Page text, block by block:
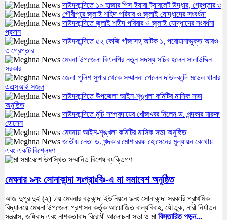
দাউদকান্দিতে ১০ হাজার পিস ইয়াবা ট্যাবলেট উদ্ধার, গ্রেপ্তার ৩
গৌরীপুরে জুলাই শহিদ পরিবার ও জুলাই যোদ্ধাদের সংবর্ধনা
দাউদকান্দিতে জুলাই শহীদ পরিবার ও জুলাই যোদ্ধাদের সংবর্ধনা
প্রদান
দাউদকান্দিতে ৫২ কেজি গাঁজাসহ আটক ১, পরোয়ানাভুক্ত আরও
৩ গ্রেপ্তার
মেঘনা উপজেলা বিএনপির নতুন সদস্য সচিব হলেন সালাউদ্দিন
সরকার
জেলা পুলিশ সুপার থেকে সম্মাননা পেলেন দাউদকান্দি মডেল থানার
এএসআই সজল
দাউদকান্দিতে উপজেলা আইন-শৃঙ্খলা কমিটির মাসিক সভা
অনুষ্ঠিত
দাউদকান্দিতে মুচি সম্প্রদায়ের খোঁজখবর নিলেন ড. খন্দকার মারুফ
হোসেন
মেঘনায় আইন-শৃঙ্খলা কমিটির মাসিক সভা অনুষ্ঠিত
জাতীয় নেতা ড. খন্দকার মোশাররফ হোসেনের মূল্যায়ন কোথায়
এবং একটি বিশ্লেষণ
মেঘনার ৯নং সোনাকান্দা সঃপ্রাঃবিঃ-এ মা সমাবেশ অনুষ্ঠিত
আজ দুপুর দুই (২) টায় মেঘনার বড়কান্দা ইউনিয়নে ৯নং সোনাকান্দা সরকারি প্রাথমিক
বিদ্যালয়ে মেঘনা উপজেলা প্রশাসন কর্তৃক আয়োজিত বাল্যবিবাহ, যৌতুক, নারী নির্যাতন
সন্ত্রাস, জঙ্গিবাদ এবং নাশকতাবাদ বিরোধী আলোচনা সভা ও মা বিস্তারিত পড়ুন...